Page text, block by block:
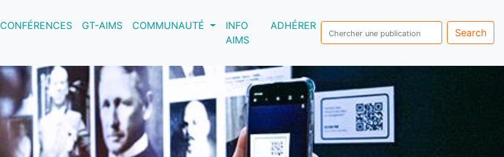
CONFÉRENCES GT-AIMS COMMUNAUTÉ
INFO
AIMS
ADHÉRER
Search